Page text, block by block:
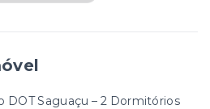
DOT Saguaçu – 2 Dormitórios